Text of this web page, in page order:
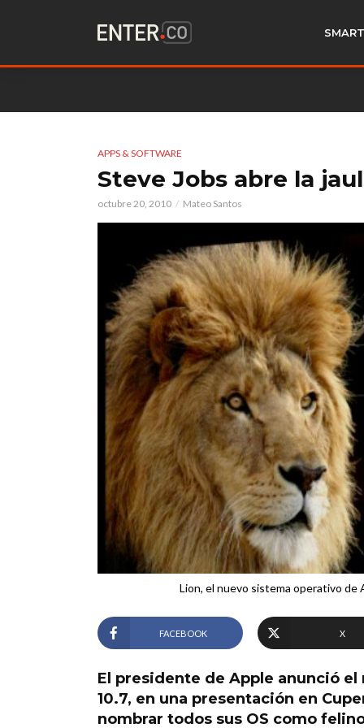
APPS & SOFTWARE
Steve Jobs abre la
octubre 20, 2010 Mateo Santos
Lion, el nuevo sistema operativo de
FACEBOOK X
El presidente de Apple anunció
10.7, en una presentación en
nombrar todos sus OS como